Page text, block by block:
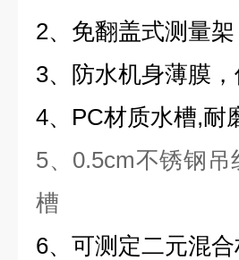
2、免翻盖式测量
3、防水机身薄膜
4、PC材质水槽,耐
5、0.5cm不锈钢
槽
6、可测定二元混